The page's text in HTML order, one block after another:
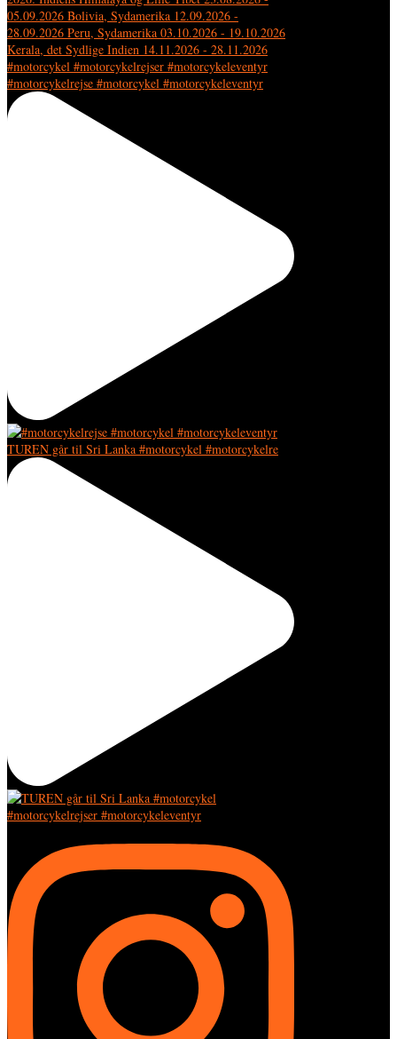
#motorcykelrejse #motorcykel #motorcykeleventyr
TUREN går til Sri Lanka #motorcykel #motorcykelre